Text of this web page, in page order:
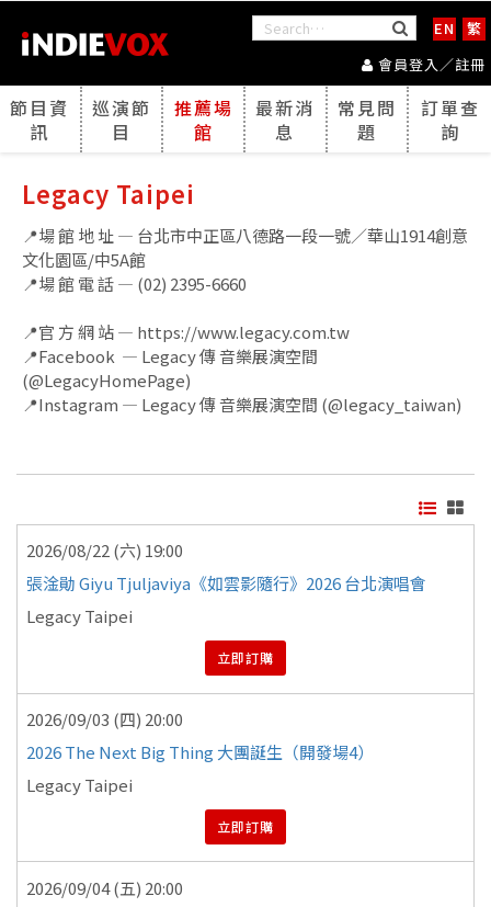
EN
繁
會員登入／註冊
節目資
訊
巡演節
目
推薦場
館
最新消
息
常見問
題
訂單查
詢
Legacy Taipei
📍場 館 地 址 — 台北市中正區八德路一段一號／華山1914創意
文化園區/中5A館
📍場 館 電 話 — (02) 2395-6660
📍官 方 網 站 — https://www.legacy.com.tw
📍Facebook — Legacy 傳 音樂展演空間
(@LegacyHomePage)
📍Instagram — Legacy 傳 音樂展演空間 (@legacy_taiwan)
2026/08/22 (六) 19:00
張淦勛 Giyu Tjuljaviya《如雲影隨行》2026 台北演唱會
Legacy Taipei
立即訂購
2026/09/03 (四) 20:00
2026 The Next Big Thing 大團誕生（開發場4）
Legacy Taipei
立即訂購
2026/09/04 (五) 20:00